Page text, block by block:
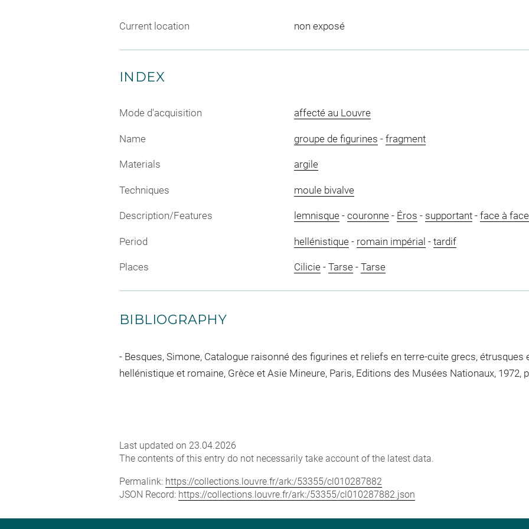
Current location non exposé
INDEX
Mode d'acquisition affecté au Louvre
Name groupe de figurines - fragment
Materials argile
Techniques moule bivalve
Description/Features lemnisque- couronne- Éros - supportant- face à face
Period hellénistique- romain impérial - tardif
Places Cilicie- Tarse- Tarse
BIBLIOGRAPHY
Besques, Simone, Catalogue raisonné des figurines et reliefs en terre-cuite grecs, étrusques
hellénistique et romaine, Grèce et Asie Mineure, Paris, Editions des Musées Nationaux, 1972,
Last updated on 23.04.2026
The contents of this entry do not necessarily take account of the latest data.
Permalink: https://collections.louvre.fr/ark:/53355/cl010287882
JSON Record: https://collections.louvre.fr/ark:/53355/cl010287882.json